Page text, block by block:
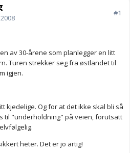
#1
av 30-årene som planlegger en litt
Turen strekker seg fra østlandet til
igjen.
kjedelige. Og for at det ikke skal bli så
til "underholdning" på veien, forutsatt
heter. Det er jo artig!